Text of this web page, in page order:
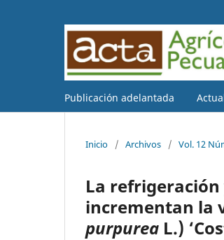
Publicación adelantada
Inicio / Archivos / Vol. 12
La
incrementan la
purpurea L.)